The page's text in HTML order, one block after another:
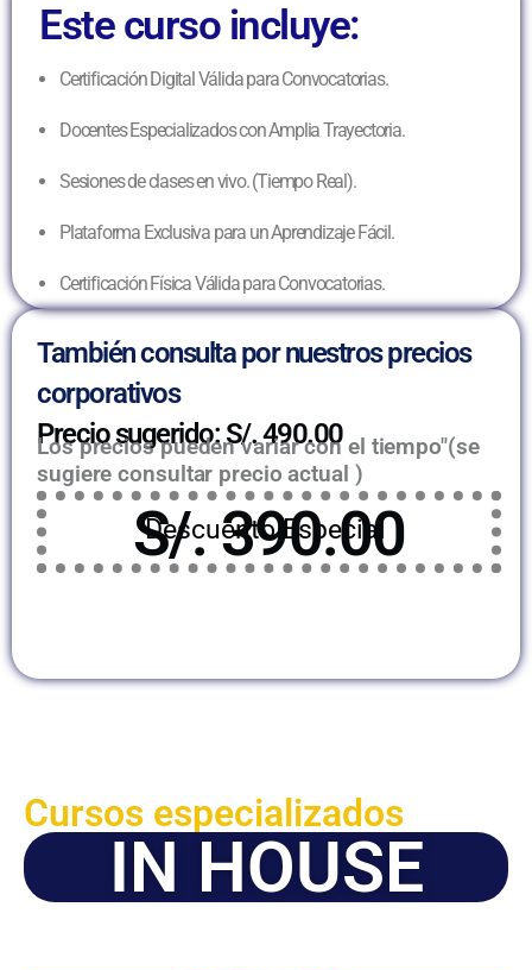
Este curso incluye:
Certificación Digital Válida para Convocatorias.
Docentes Especializados con Amplia Trayectoria.
Sesiones de clases en vivo. (Tiempo Real).
Plataforma Exclusiva para un Aprendizaje Fácil.
Certificación Física Válida para Convocatorias.
También consulta por nuestros precios
corporativos
Precio sugerido: S/. 490.00
Los precios pueden variar con el tiempo"(se
sugiere consultar precio actual )
Descuento Especial
S/. 390.00
Cursos especializados
IN HOUSE